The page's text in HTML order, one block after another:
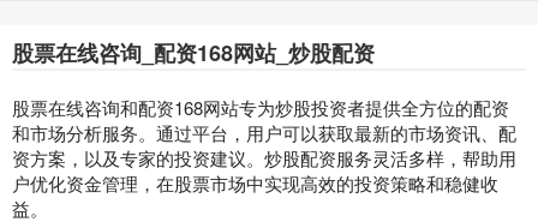
股票在线咨询_配资168网站_炒股配资
股票在线咨询和配资168网站专为炒股投资者提供全方位的配资
和市场分析服务。通过平台，用户可以获取最新的市场资讯、配
资方案，以及专家的投资建议。炒股配资服务灵活多样，帮助用
户优化资金管理，在股票市场中实现高效的投资策略和稳健收
益。